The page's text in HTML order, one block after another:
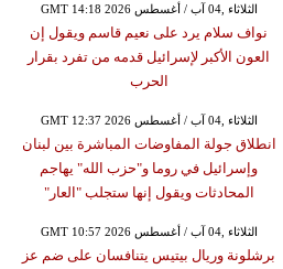
GMT 14:18 2026 الثلاثاء ,04 آب / أغسطس
نواف سلام يرد على نعيم قاسم ويقول إن
العون الأكبر لإسرائيل قدمه من تفرد بقرار
الحرب
GMT 12:37 2026 الثلاثاء ,04 آب / أغسطس
انطلاق جولة المفاوضات المباشرة بين لبنان
وإسرائيل في روما و"حزب الله" يهاجم
المحادثات ويقول إنها ستجلب "العار"
GMT 10:57 2026 الثلاثاء ,04 آب / أغسطس
برشلونة وريال بيتيس يتنافسان على ضم عز